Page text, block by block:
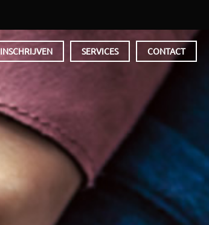
INSCHRIJVEN SERVICES CONTACT